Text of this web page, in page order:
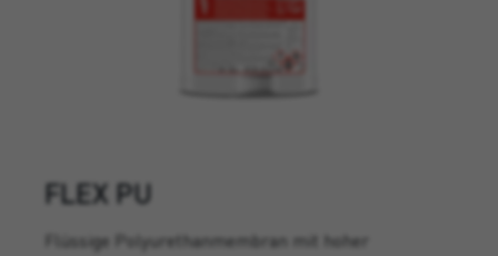
FLEX PU
Flüssige Polyurethanmembran mit hoher